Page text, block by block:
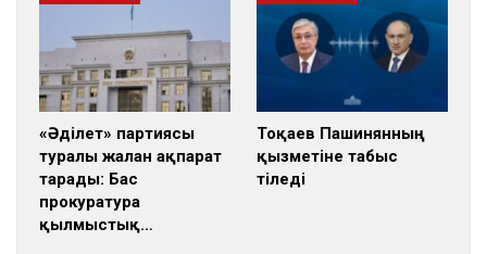
«Әділет» партиясы
туралы жалған ақпарат
тарады: Бас
прокуратура
қылмыстық…
Тоқаев Пашинянның
қызметіне табыс
тіледі